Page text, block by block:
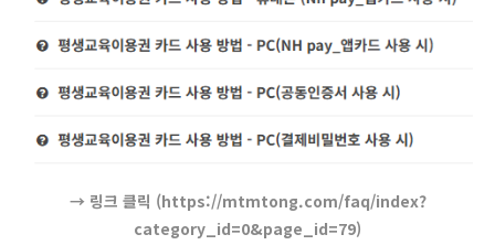
→ 링크 클릭 (https://mtmtong.com/faq/index?
category_id=0&page_id=79)